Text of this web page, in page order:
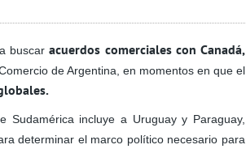
buscar acuerdos comerciales con Canadá,
de Argentina, en momentos en que el
incluye a Uruguay y Paraguay,
determinar el marco político necesario para